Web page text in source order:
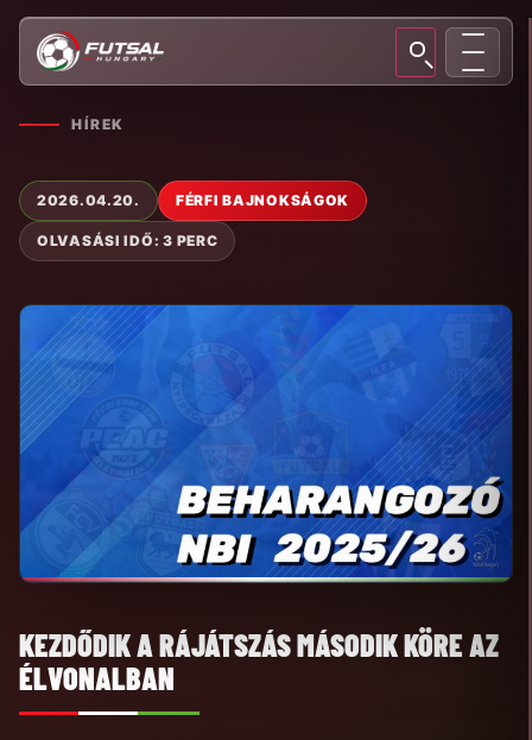
HÍREK
2026.04.20. FÉRFI BAJNOKSÁGOK
OLVASÁSI IDŐ: 3 PERC
KEZDŐDIK A RÁJÁTSZÁS MÁSODIK KÖRE AZ
ÉLVONALBAN